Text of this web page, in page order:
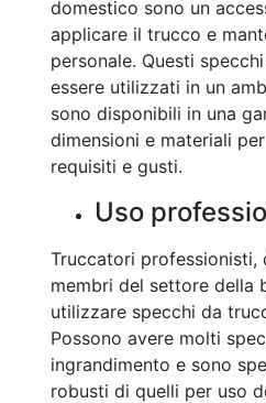
domestico sono un
applicare il trucco e
personale. Questi
essere utilizzati in un
sono disponibili in una
dimensioni e materiali
requisiti e gusti.
Uso
Truccatori professionisti,
membri del settore della
utilizzare specchi da
Possono avere molti
ingrandimento e sono
robusti di quelli per uso